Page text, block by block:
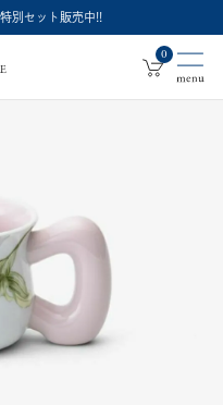
別セット販売中!!
0